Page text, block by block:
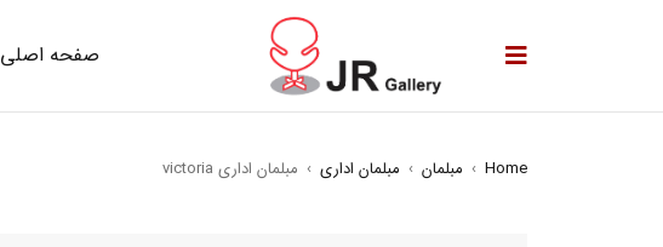
صفحه اصلی
Home
› مبلمان › مبلمان اداری › مبلمان اداری victoria